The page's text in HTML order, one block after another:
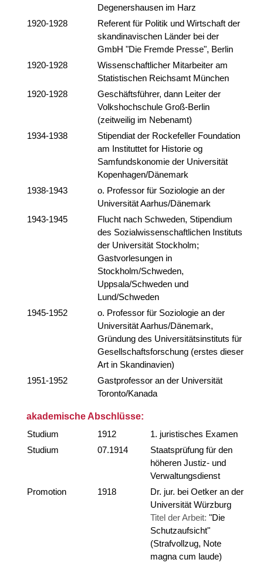
Degenershausen im Harz
1920-1928
Referent für Politik und Wirtschaft der
skandinavischen Länder bei der
GmbH "Die Fremde Presse", Berlin
1920-1928
Wissenschaftlicher Mitarbeiter am
Statistischen Reichsamt München
1920-1928
Geschäftsführer, dann Leiter der
Volkshochschule Groß-Berlin
(zeitweilig im Nebenamt)
1934-1938
Stipendiat der Rockefeller Foundation
am Instituttet for Historie og
Samfundskonomie der Universität
Kopenhagen/Dänemark
1938-1943
o. Professor für Soziologie an der
Universität Aarhus/Dänemark
1943-1945
Flucht nach Schweden, Stipendium
des Sozialwissenschaftlichen Instituts
der Universität Stockholm;
Gastvorlesungen in
Stockholm/Schweden,
Uppsala/Schweden und
Lund/Schweden
1945-1952
o. Professor für Soziologie an der
Universität Aarhus/Dänemark,
Gründung des Universitätsinstituts für
Gesellschaftsforschung (erstes dieser
Art in Skandinavien)
1951-1952
Gastprofessor an der Universität
Toronto/Kanada
akademische Abschlüsse:
Studium
1912
1. juristisches Examen
Studium
07.1914
Staatsprüfung für den
höheren Justiz- und
Verwaltungsdienst
Promotion
1918
Dr. jur. bei Oetker an der
Universität Würzburg
Titel der Arbeit: "Die
Schutzaufsicht"
(Strafvollzug, Note
magna cum laude)